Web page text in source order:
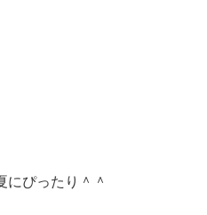
にぴったり＾＾